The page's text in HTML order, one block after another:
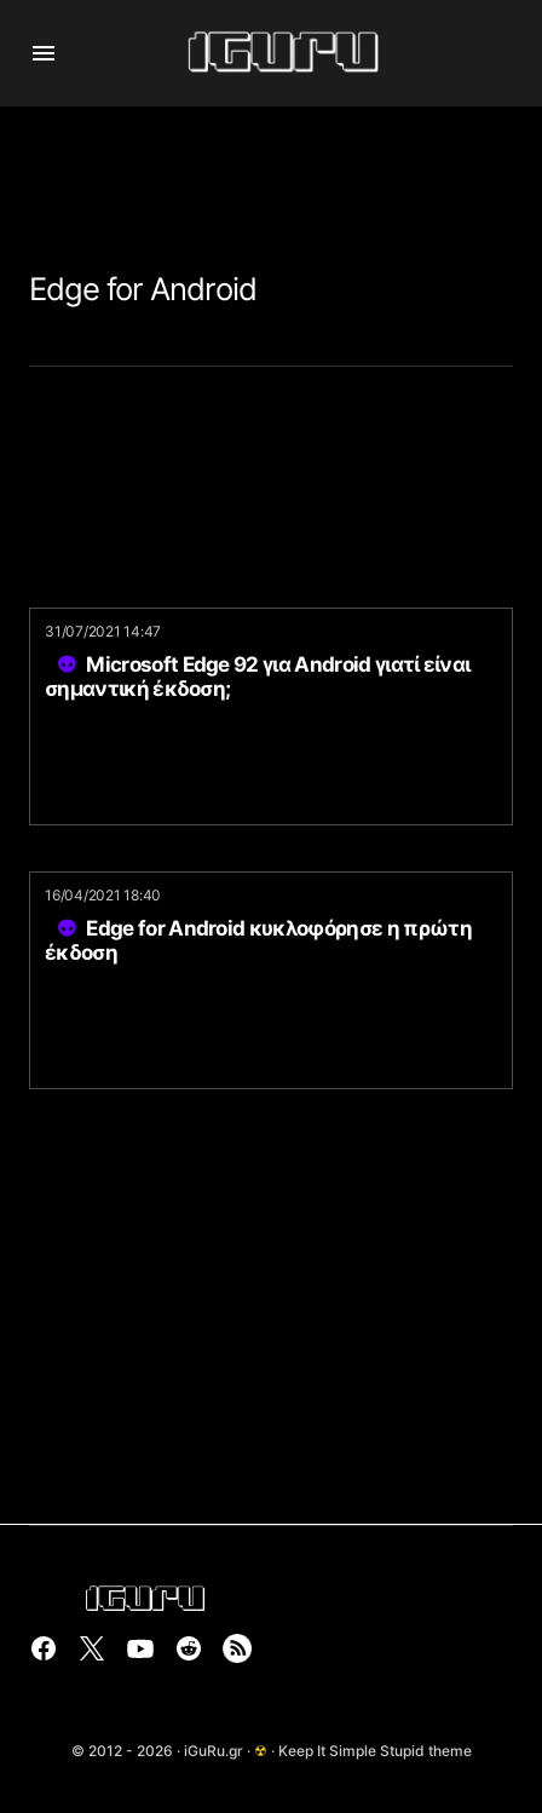
Edge for Android
31/07/2021 14:47
Microsoft Edge 92 για Android γιατί είναι
σημαντική έκδοση;
16/04/2021 18:40
Edge for Android κυκλοφόρησε η πρώτη
έκδοση
© 2012 - 2026 · iGuRu.gr · ☢ · Keep It Simple Stupid theme